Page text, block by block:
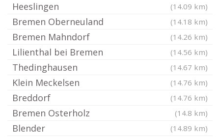
Heeslingen (14.09 km)
Bremen Oberneuland (14.18 km)
Bremen Mahndorf (14.26 km)
Lilienthal bei Bremen (14.56 km)
Thedinghausen (14.67 km)
Klein Meckelsen (14.76 km)
Breddorf (14.76 km)
Bremen Osterholz (14.8 km)
Blender (14.89 km)